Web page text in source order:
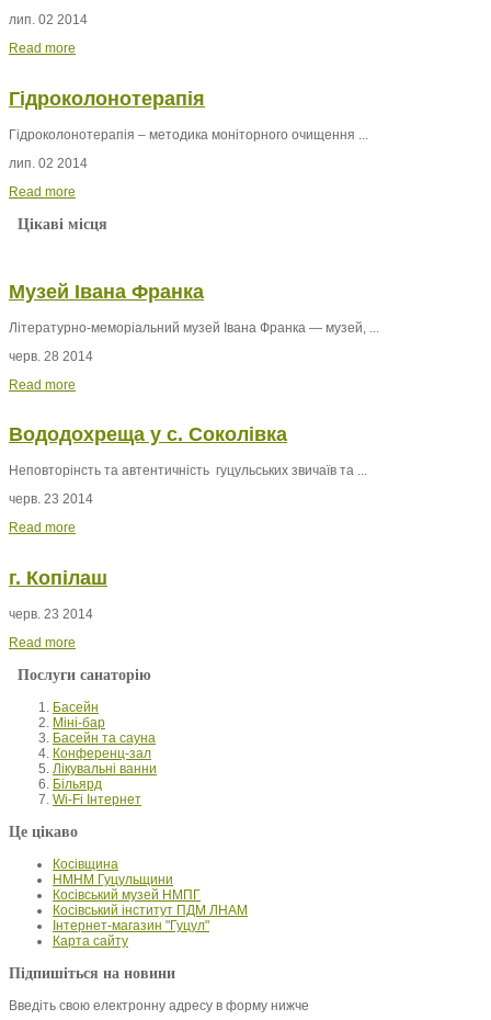
лип. 02 2014
Read more
Гідроколонотерапія
Гідроколонотерапія – методика моніторного очищення ...
лип. 02 2014
Read more
Цікаві місця
Музей Івана Франка
Літературно-меморіальний музей Івана Франка — музей, ...
черв. 28 2014
Read more
Вододохреща у с. Соколівка
Неповторінсть та автентичність гуцульських звичаїв та ...
черв. 23 2014
Read more
г. Копілаш
черв. 23 2014
Read more
Послуги санаторію
Басейн
Міні-бар
Басейн та сауна
Конференц-зал
Лікувальні ванни
Більярд
Wi-Fi Інтернет
Це цікаво
Косівщина
НМНМ Гуцульщини
Косівський музей НМПГ
Косівський інститут ПДМ ЛНАМ
Інтернет-магазин "Гуцул"
Карта сайту
Підпишіться на новини
Введіть свою електронну адресу в форму нижче